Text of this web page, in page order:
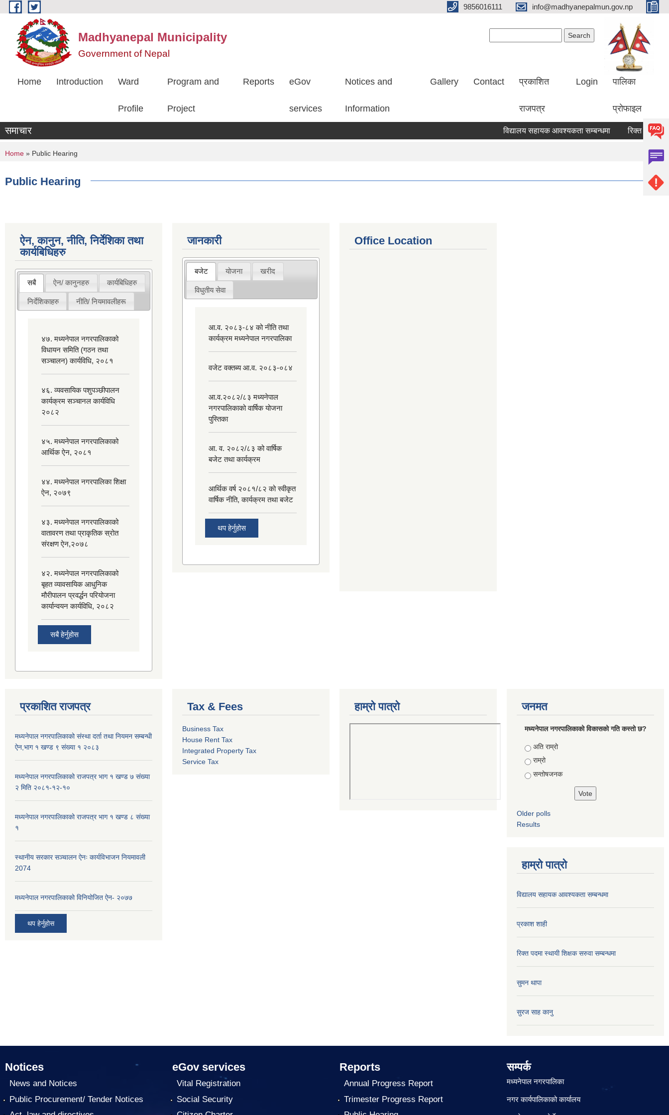
Skip to main content 9856016111 info@madhyanepalmun.gov.np
Madhyanepal Municipality
Government of Nepal
Home Introduction Ward
Profile
Program and
Project
Reports eGov
services
Notices and
Information
Gallery Contact प्रकाशित
राजपत्र
Login पालिका
प्रोफाइल
समाचार विद्यालय सहायक आवश्यकता सम्बन्धमा रिक्त पदमा
You are here
Home » Public Hearing
Public Hearing
ऐन, कानुन, नीति, निर्देशिका तथा
कार्यबिधिहरु
सबै ऐन/ कानुनहरु कार्यबिधिहरु
निर्देशिकाहरु नीति/ नियमावलीहरू
४७. मध्यनेपाल नगरपालिकाको
विधायन समिति (गठन तथा
सञ्चालन) कार्यविधि, २०८१
४६. व्यवसायिक पशुपञ्छीपालन
कार्यक्रम सञ्चानल कार्यविधि
२०८२
४५. मध्यनेपाल नगरपालिकाको
आर्थिक ऐन, २०८१
४४. मध्यनेपाल नगरपालिका शिक्षा
ऐन, २०७९
४३. मध्यनेपाल नगरपालिकाको
वातावरण तथा प्राकृतिक स्रोत
संरक्षण ऐन,२०७८
४२. मध्यनेपाल नगरपालिकाको
बृहत व्यावसायिक आधुनिक
मौरीपालन प्रवर्द्धन परियोजना
कार्यान्वयन कार्यविधि, २०८२
सबै हेर्नुहोस
जानकारी
बजेट योजना खरीद
विधुतीय सेवा
आ.व. २०८३-८४ को नीति तथा
कार्यक्रम मध्यनेपाल नगरपालिका
वजेट वक्तब्य आ.व. २०८३-०८४
आ.व.२०८२/८३ मध्यनेपाल
नगरपालिकाको वार्षिक योजना
पुस्तिका
आ. व. २०८२/८३ को वार्षिक
बजेट तथा कार्यक्रम
आर्थिक वर्ष २०८१/८२ को स्वीकृत
वार्षिक नीति, कार्यक्रम तथा बजेट
थप हेर्नुहोस
Office Location
प्रकाशित राजपत्र
मध्यनेपाल नगरपालिकाको संस्था दर्ता तथा नियमन सम्बन्धी
ऐन,भाग १ खण्ड ९ संख्या १ २०८३
मध्यनेपाल नगरपालिकाको राजपत्र भाग १ खण्ड ७ संख्या
२ मिति २०८१-१२-१०
मध्यनेपाल नगरपालिकाको राजपत्र भाग १ खण्ड ८ संख्या
१
स्थानीय सरकार सञ्चालन ऐनः कार्यविभाजन नियमावली
2074
मध्यनेपाल नगरपालिकाको विनियोजित ऐन- २०७७
थप हेर्नुहोस
Tax & Fees
Business Tax
House Rent Tax
Integrated Property Tax
Service Tax
हाम्रो पात्रो जनमत
मध्यनेपाल नगरपालिकाको विकासको गति कस्तो छ?
Choices
अति राम्रो
राम्रो
सन्तोषजनक
Older polls
Results
हाम्रो पात्रो
विद्यालय सहायक आवश्यकता सम्बन्धमा
प्रकाश शाही
रिक्त पदमा स्थायी शिक्षक सरुवा सम्बन्धमा
सुमन थापा
सुरज साह कानु
Notices
News and Notices
Public Procurement/ Tender Notices
eGov services
Vital Registration
Social Security
Reports
Annual Progress Report
Trimester Progress Report
सम्पर्क
मध्यनेपाल नगरपालिका
नगर कार्यपालिकाको कार्यालय